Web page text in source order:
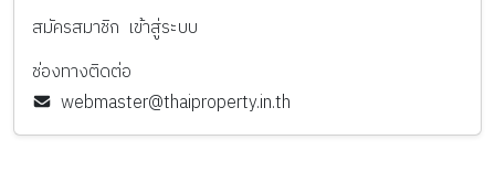
สมัครสมาชิก เข้าสู่ระบบ
ช่องทางติดต่อ
webmaster@thaiproperty.in.th